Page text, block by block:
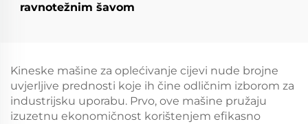
ravnotežnim šavom
Kineske mašine za oplećivanje cijevi nude brojne
uvjerljive prednosti koje ih čine odličnim izborom za
industrijsku uporabu. Prvo, ove mašine pružaju
izuzetnu ekonomičnost korištenjem efikasno